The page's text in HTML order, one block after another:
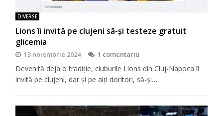
DIVERSE
Lions îi invită pe clujeni să-şi testeze gratuit
glicemia
13 noiembrie 2024 1 comentariu
Devenită deja o tradiţie, cluburile Lions din Cluj-Napoca îi
invită pe clujeni, dar şi pe alţi doritori, să-şi…